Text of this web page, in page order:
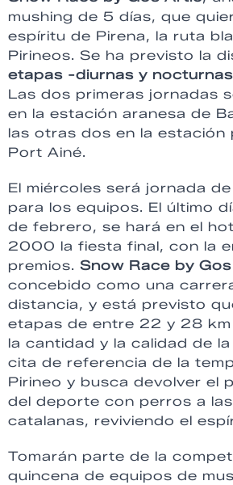
mushing de 5 días, que
espíritu de Pirena, la ruta
Pirineos. Se ha previsto la
etapas -diurnas y
Las dos primeras jornadas
en la estación aranesa de
las otras dos en la estación
Port Ainé.
El miércoles será jornada
para los equipos. El último
de febrero, se hará en el
2000 la fiesta final, con la
premios. Snow Race by
concebido como una
distancia, y está previsto
etapas de entre 22 y 28
la cantidad y la calidad de
cita de referencia de la
Pirineo y busca devolver el
del deporte con perros a
catalanas, reviviendo el
Tomarán parte de la
quincena de equipos de